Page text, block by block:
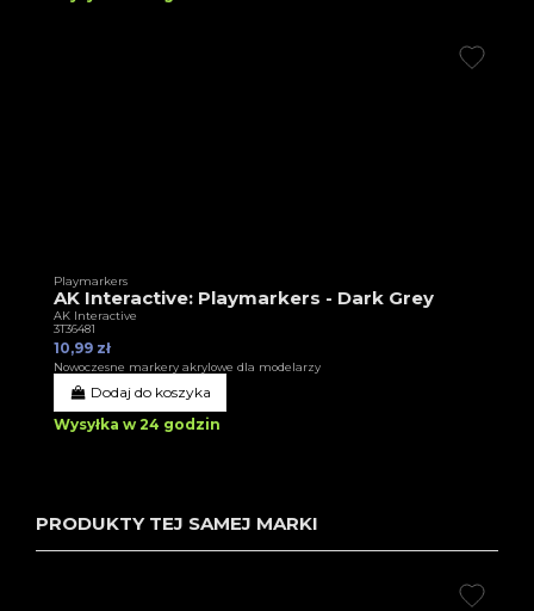
Playmarkers
AK Interactive: Playmarkers - Dark Grey
AK Interactive
3T36481
10,99 zł
Nowoczesne markery akrylowe dla modelarzy
Dodaj do koszyka
Wysyłka w 24 godzin
PRODUKTY TEJ SAMEJ MARKI